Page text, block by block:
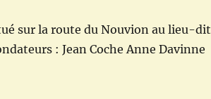
sur la route du Nouvion au lieu-dit
: Jean Coche Anne Davinne